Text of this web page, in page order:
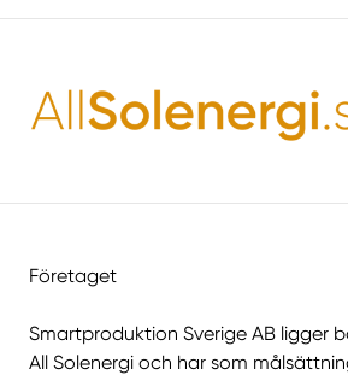
Företaget
Smartproduktion Sverige AB ligger
All Solenergi och har som